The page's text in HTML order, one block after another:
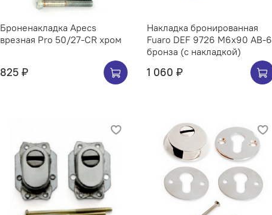
Броненакладка Apecs
врезная Pro 50/27-CR хром
825 ₽
Накладка бронированная
Fuaro DEF 9726 M6x90 AB-6
бронза (с накладкой)
1 060 ₽